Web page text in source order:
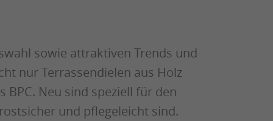
sowie attraktiven Trends und
nur Terrassendielen aus Holz
BPC. Neu sind speziell für den
und pflegeleicht sind.